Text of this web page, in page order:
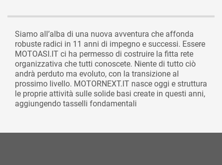
Siamo all’alba di una nuova avventura che affonda
robuste radici in 11 anni di impegno e successi. Essere
MOTOASI.IT ci ha permesso di costruire la fitta rete
organizzativa che tutti conoscete. Niente di tutto ciò
andrà perduto ma evoluto, con la transizione al
prossimo livello. MOTORNEXT.IT nasce oggi e struttura
le proprie attività sulle solide basi create in questi anni,
aggiungendo tasselli fondamentali